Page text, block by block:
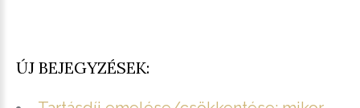
ÚJ BEJEGYZÉSEK: